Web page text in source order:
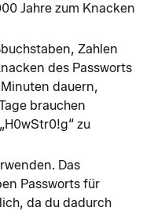
Jahre zum Knacken
Zahlen
des Passworts
dauern,
brauchen
zu
Das
Passworts für
da du dadurch